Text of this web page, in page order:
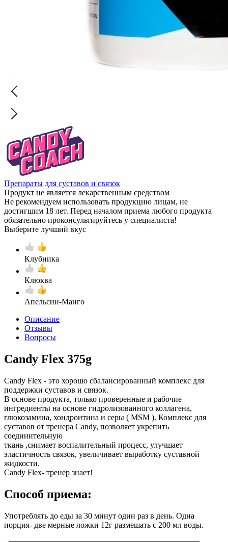
Препараты для суставов и связок
Продукт не является лекарственным средством
Не рекомендуем использовать продукцию лицам, не
достигшим 18 лет. Перед началом приема любого продукта
обязательно проконсультируйтесь у специалиста!
Выберите лучший вкус
Клубника
Клюква
Апельсин-Манго
Описание
Отзывы
Вопросы
Candy Flex 375g
Candy Flex - это хорошо сбалансированный комплекс для
поддержки суставов и связок.
В основе продукта, только проверенные и рабочие
ингредиенты на основе гидролизованного коллагена,
глюкозамина, хондроитина и серы ( MSM ). Комплекс для
суставов от тренера Candy, позволяет укрепить
соединительную
ткань ,снимает воспалительный процесс, улучшает
эластичность связок, увеличивает выработку суставной
жидкости.
Candy Flex- тренер знает!
Способ приема:
Употреблять до еды за 30 минут один раз в день. Одна
порция- две мерные ложки 12г размешать с 200 мл воды.